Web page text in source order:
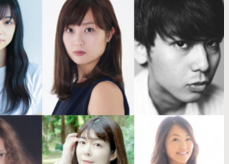
Legendary
最新達成プロジェクト 調達額が大きいプロジェクト